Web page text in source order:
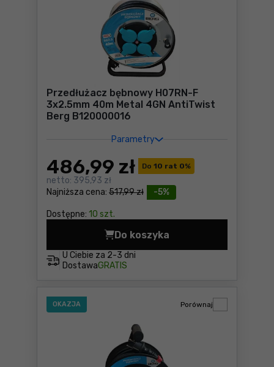
Przedłużacz bębnowy H07RN-F
3x2.5mm 40m Metal 4GN AntiTwist
Berg B120000016
Parametry
Do 10 rat 0%
-5%
Najniższa cena: 517,99 zł
486,99 zł
netto: 395,93 zł
Dostępne: 10 szt.
U Ciebie za 2-3 dni
DostawaGRATIS
Do koszyka
Przedłużacz bębnowy
OKAZJA Porównaj